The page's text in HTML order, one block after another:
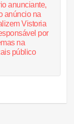
anunciante,
anúncio na
Vistoria
por
na
público